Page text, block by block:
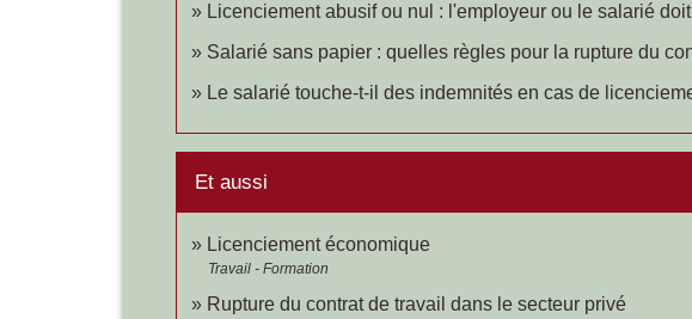
Licenciement abusif ou nul : l'employeur ou le salarié
Salarié sans papier : quelles règles pour la rupture du
Le salarié touche-t-il des indemnités en cas de
Et aussi
Licenciement économique
Travail - Formation
Rupture du contrat de travail dans le secteur privé